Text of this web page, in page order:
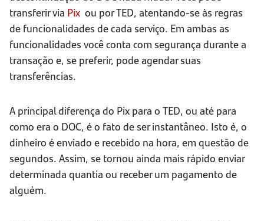
transferir via Pix ou por TED, atentando-se às regras
de funcionalidades de cada serviço. Em ambas as
funcionalidades você conta com segurança durante a
transação e, se preferir, pode agendar suas
transferências.
A principal diferença do Pix para o TED, ou até para
como era o DOC, é o fato de ser instantâneo. Isto é, o
dinheiro é enviado e recebido na hora, em questão de
segundos. Assim, se tornou ainda mais rápido enviar
determinada quantia ou receber um pagamento de
alguém.